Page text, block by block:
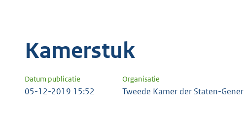
Kamerstuk
Datum publicatie Organisatie
05-12-2019 15:52 Tweede Kamer der Staten-